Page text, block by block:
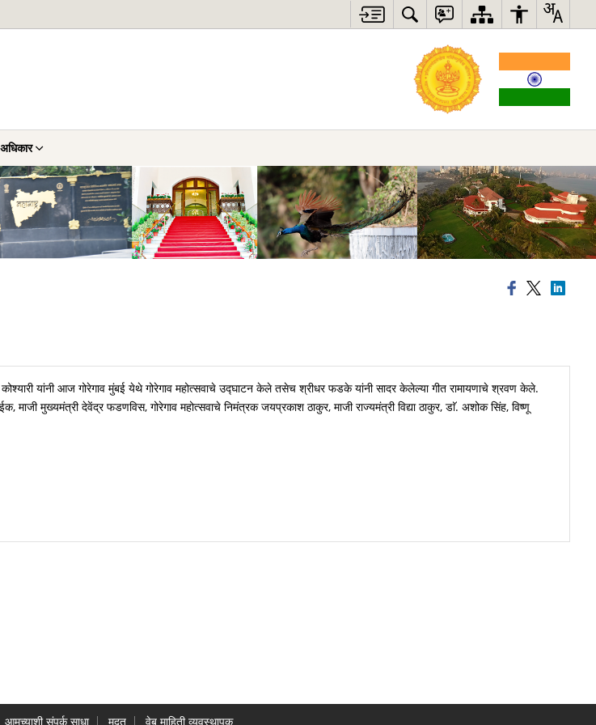
अधिकार
यांनी आज गोरेगाव मुंबई येथे गोरेगाव महोत्सवाचे उद्घाटन केले तसेच श्रीधर फडके यांनी सादर केलेल्या गीत रामायणाचे श्रवण केले.
माजी मुख्यमंत्री देवेंद्र फडणविस, गोरेगाव महोत्सवाचे निमंत्रक जयप्रकाश ठाकुर, माजी राज्यमंत्री विद्या ठाकुर, डाॅ. अशोक सिंह, विष्णू
आमच्याशी संपर्क साधा मदत वेब माहिती व्यवस्थापक